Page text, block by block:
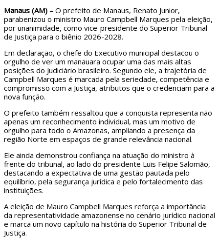
Manaus (AM) – O prefeito de Manaus, Renato Junior,
parabenizou o ministro Mauro Campbell Marques pela eleição,
por unanimidade, como vice-presidente do Superior Tribunal
de Justiça para o biênio 2026-2028.
Em declaração, o chefe do Executivo municipal destacou o
orgulho de ver um manauara ocupar uma das mais altas
posições do Judiciário brasileiro. Segundo ele, a trajetória de
Campbell Marques é marcada pela seriedade, competência e
compromisso com a Justiça, atributos que o credenciam para a
nova função.
O prefeito também ressaltou que a conquista representa não
apenas um reconhecimento individual, mas um motivo de
orgulho para todo o Amazonas, ampliando a presença da
região Norte em espaços de grande relevância nacional.
Ele ainda demonstrou confiança na atuação do ministro à
frente do tribunal, ao lado do presidente Luis Felipe Salomão,
destacando a expectativa de uma gestão pautada pelo
equilíbrio, pela segurança jurídica e pelo fortalecimento das
instituições.
A eleição de Mauro Campbell Marques reforça a importância
da representatividade amazonense no cenário jurídico nacional
e marca um novo capítulo na história do Superior Tribunal de
Justiça.